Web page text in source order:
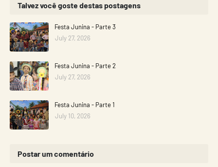
Talvez você goste destas postagens
Festa Junina - Parte 3
July 27, 2026
Festa Junina - Parte 2
July 27, 2026
Festa Junina - Parte 1
July 10, 2026
Postar um comentário